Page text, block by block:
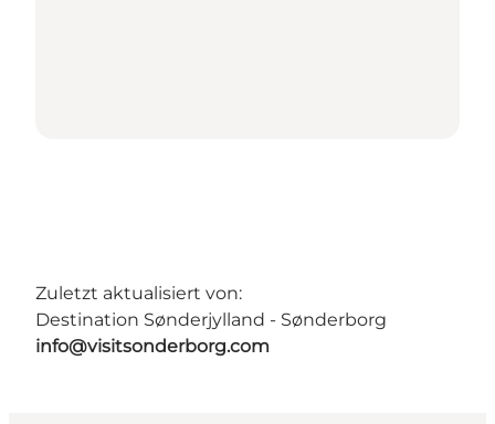
Zuletzt aktualisiert von:
Destination Sønderjylland - Sønderborg
info@visitsonderborg.com